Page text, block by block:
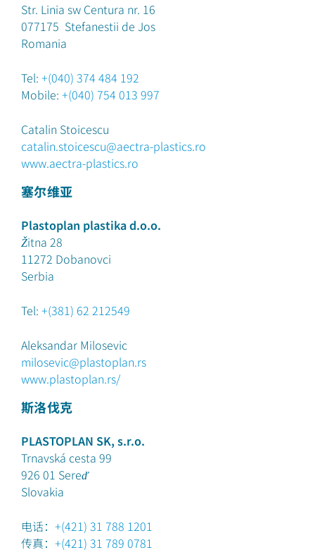
Str. Linia sw Centura nr. 16
077175 Stefanestii de Jos
Romania
Tel: +(040) 374 484 192
Mobile: +(040) 754 013 997
Catalin Stoicescu
catalin.stoicescu@aectra-plastics.ro
www.aectra-plastics.ro
塞尔维亚
Plastoplan plastika d.o.o.
Žitna 28
11272 Dobanovci
Serbia
Tel: +(381) 62 212549
Aleksandar Milosevic
milosevic@plastoplan.rs
www.plastoplan.rs/
斯洛伐克
PLASTOPLAN SK, s.r.o.
Trnavská cesta 99
926 01 Sereď
Slovakia
电话： +(421) 31 788 1201
传真： +(421) 31 789 0781